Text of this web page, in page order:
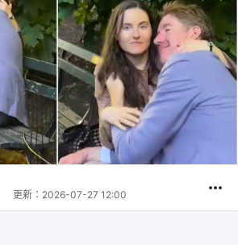
更新： 2026-07-27 12:00